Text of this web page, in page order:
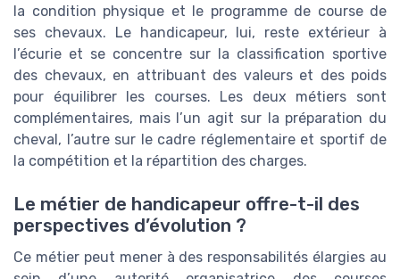
la condition physique et le programme de course de
ses chevaux. Le handicapeur, lui, reste extérieur à
l’écurie et se concentre sur la classification sportive
des chevaux, en attribuant des valeurs et des poids
pour équilibrer les courses. Les deux métiers sont
complémentaires, mais l’un agit sur la préparation du
cheval, l’autre sur le cadre réglementaire et sportif de
la compétition et la répartition des charges.
Le métier de handicapeur offre-t-il des
perspectives d’évolution ?
Ce métier peut mener à des responsabilités élargies au